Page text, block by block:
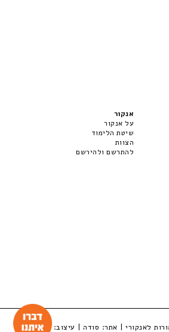
אנקור
על אנקור
שיטת הלימוד
הצוות
להתרשם ולהירשם
לאנקורי | אתר: סודה| עיצוב:LuckyBox